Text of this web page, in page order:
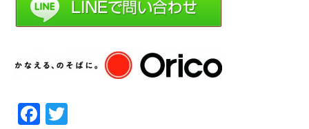
Facebook